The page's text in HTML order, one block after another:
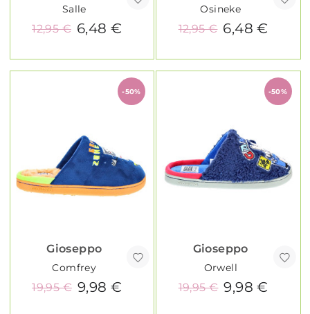
Salle
6,48 €
12,95 €
Osineke
6,48 €
12,95 €
-50%
Gioseppo
Comfrey
9,98 €
19,95 €
-50%
Gioseppo
Orwell
9,98 €
19,95 €